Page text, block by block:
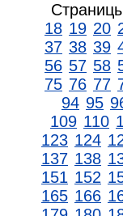
18 19 20
37 38 39
56 57 58
75 76 77
94 95
109 110
123 124
137 138
151 152
165 166